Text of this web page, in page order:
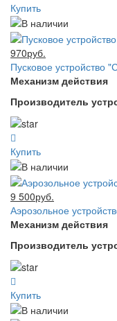
Купить
970руб.
Пусковое устройство
Механизм действия
Производитель
Купить
9 500руб.
Аэрозольное
Механизм действия
Производитель
Купить